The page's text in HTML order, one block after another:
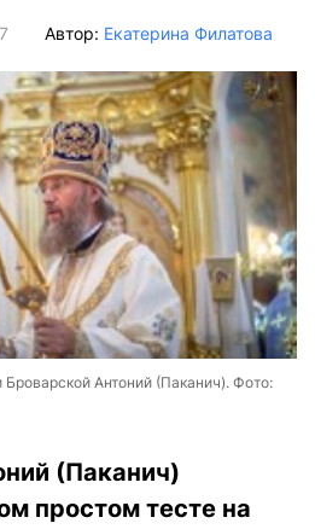
Автор: Екатерина Филатова
Антоний (Паканич). Фото:
(Паканич)
простом тесте на